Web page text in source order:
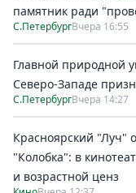
памятник ради
С.ПетербургВчера 16:55
Главной природной
Северо-Западе
С.ПетербургВчера 14:27
Красноярский "Луч"
"Колобка": в
и возрастной ценз